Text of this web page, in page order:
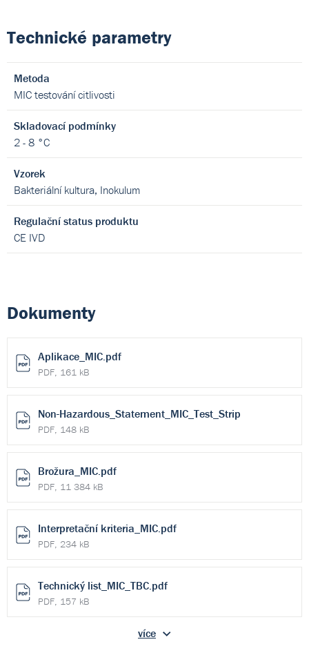
Technické parametry
Metoda
MIC testování citlivosti
Skladovací podmínky
2 - 8 °C
Vzorek
Bakteriální kultura, Inokulum
Regulační status produktu
CE IVD
Dokumenty
Aplikace_MIC.pdf
PDF, 161 kB
Non-Hazardous_Statement_MIC_Test_Strip
PDF, 148 kB
Brožura_MIC.pdf
PDF, 11 384 kB
Interpretační kriteria_MIC.pdf
PDF, 234 kB
Technický list_MIC_TBC.pdf
PDF, 157 kB
více